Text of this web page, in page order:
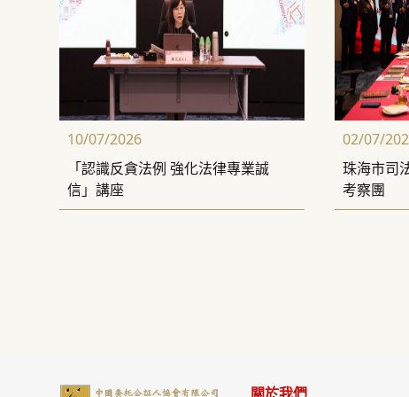
10/07/2026
「認識反貪法例 強化法律專業誠
信」講座
02/07/
珠海市司
考察團